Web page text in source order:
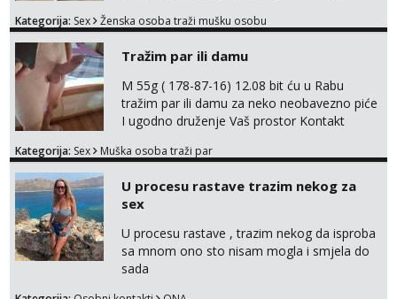
Kategorija: Sex Ženska osoba traži mušku osobu
Tražim par ili damu
M 55g ( 178-87-16) 12.08 bit ću u Rabu
tražim par ili damu za neko neobavezno piće
I ugodno druženje Vaš prostor Kontakt
Kategorija: Sex Muška osoba traži par
U procesu rastave trazim nekog za
sex
U procesu rastave , trazim nekog da isproba
sa mnom ono sto nisam mogla i smjela do
sada